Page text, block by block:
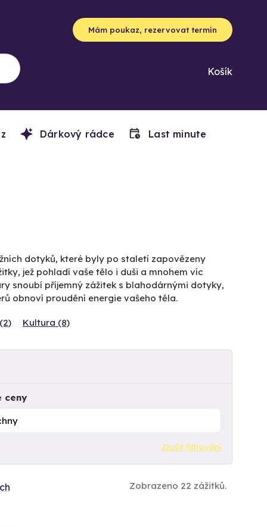
Mám poukaz, rezervovat termín
Košík
Dárkový rádce Last minute
dotyků, které byly po staletí zapovězeny
jež pohladí vaše tělo i duši a mnohem víc
snoubí příjemný zážitek s blahodárnými dotyky,
obnoví proudění energie vašeho těla.
Kultura (8)
ceny
Zrušit filtrování
Zobrazeno 22 zážitků.